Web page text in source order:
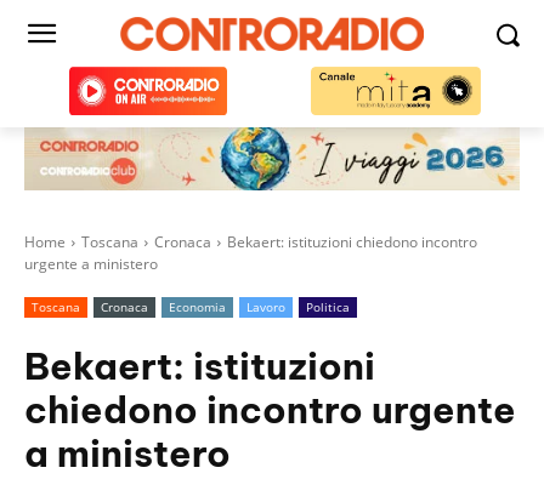
Home Toscana Cronaca
Bekaert: istituzioni chiedono incontro
urgente a ministero
Toscana Cronaca Economia Lavoro Politica
Bekaert: istituzioni
chiedono incontro urgente
a ministero